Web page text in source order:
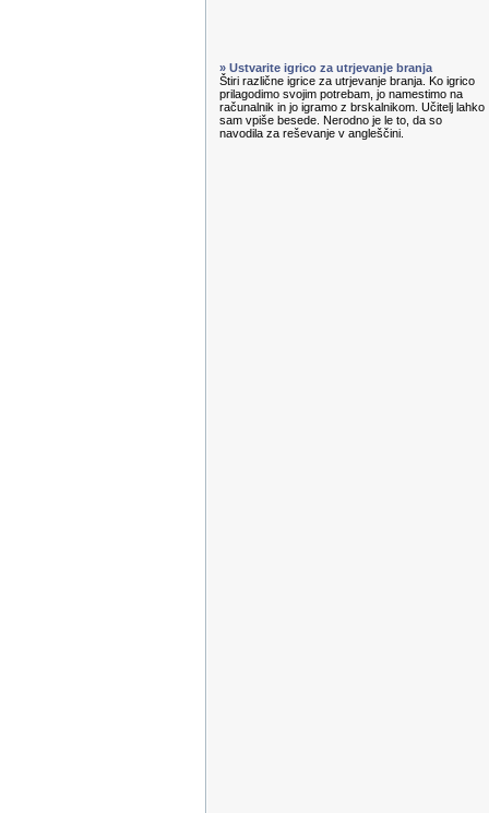
» Ustvarite igrico za utrjevanje branja
Štiri različne igrice za utrjevanje branja. Ko igrico
prilagodimo svojim potrebam, jo namestimo na
računalnik in jo igramo z brskalnikom. Učitelj lahko
sam vpiše besede. Nerodno je le to, da so
navodila za reševanje v angleščini.